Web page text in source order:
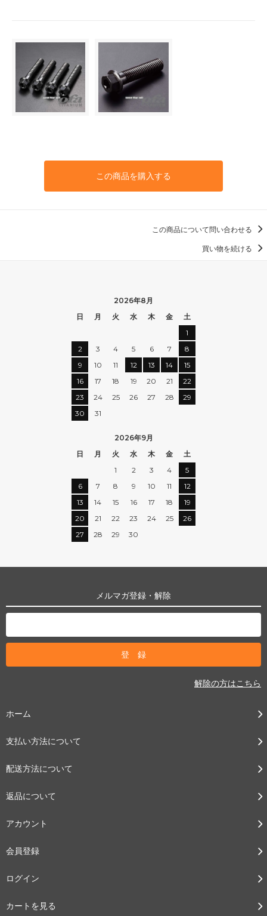
この商品を購入する
この商品について問い合わせる
買い物を続ける
2026年8月
日
月 火 水 木 金
土
1
2
3 4 5 6 7
8
9
10 11 12 13 14
15
16
17 18 19 20 21
22
23
24 25 26 27 28
29
30
31
2026年9月
日
月 火 水 木 金
土
1
2 3 4
5
6
7 8 9 10 11
12
13
14 15 16 17 18
19
20
21 22 23 24 25
26
27
28 29 30
メルマガ登録・解除
解除の方はこちら
ホーム
支払い方法について
配送方法について
返品について
アカウント
会員登録
ログイン
カートを見る